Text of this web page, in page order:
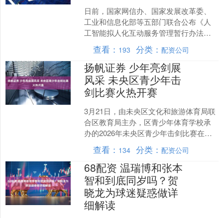
日前，国家网信办、国家发展改革委、
工业和信息化部等五部门联合公布《人
工智能拟人化互动服务管理暂行办法》
（以下简称《办法》），自2026年7月15
日起施行。《办法....
查看： 193 分类：配资公司
扬帆证券 少年亮剑展
风采 未央区青少年击
剑比赛火热开赛
3月21日，由未央区文化和旅游体育局联
合区教育局主办，区青少年体育学校承
办的2026年未央区青少年击剑比赛在西
安市青少年活动中心火热开赛。本次比
赛为期两天，设重....
查看： 134 分类：配资公司
68配资 温瑞博和张本
智和到底同岁吗？贺
晓龙为球迷疑惑做详
细解读